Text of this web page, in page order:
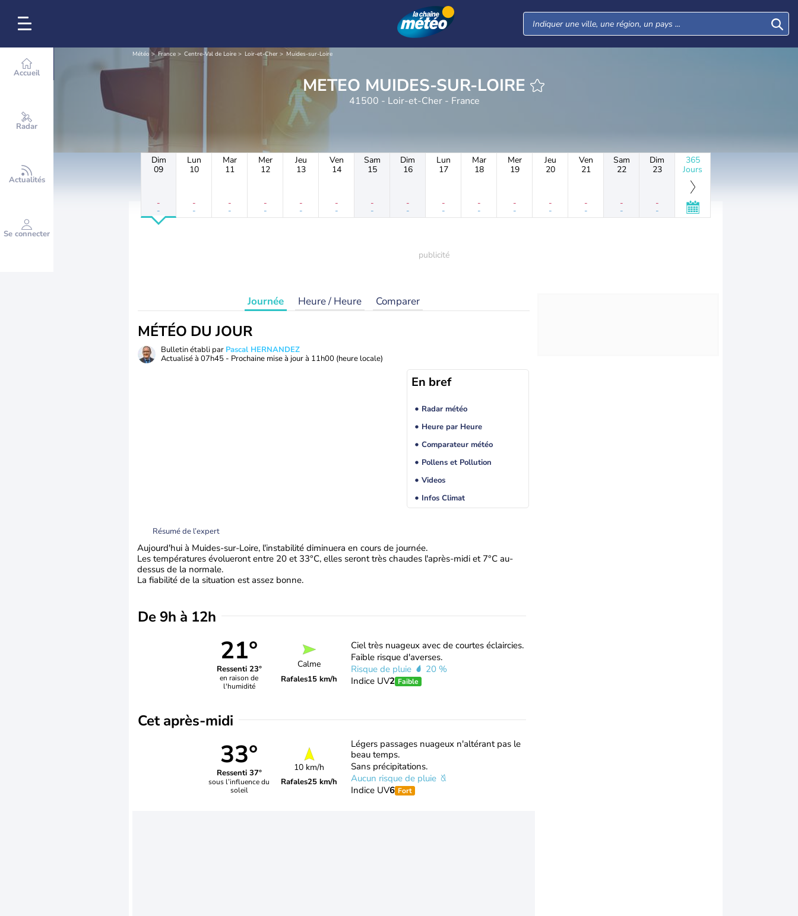
Accueil
Radar
Actualités
Se connecter
Météo France Centre-Val de Loire Loir-et-Cher Muides-sur-Loire
METEO MUIDES-SUR-LOIRE
41500 - Loir-et-Cher - France
Dim
09
-
-
Lun
10
-
-
Mar
11
-
-
Mer
12
-
-
Jeu
13
-
-
Ven
14
-
-
Sam
15
-
-
Dim
16
-
-
Lun
17
-
-
Mar
18
-
-
Mer
19
-
-
Jeu
20
-
-
Ven
21
-
-
Sam
22
-
-
Dim
23
-
-
365
Jours
Journée Heure / Heure Comparer
MÉTÉO DU JOUR
Bulletin établi par Pascal HERNANDEZ
Actualisé à 07h45 - Prochaine mise à jour à 11h00 (heure locale)
En bref
Radar météo
Heure par Heure
Comparateur météo
Pollens et Pollution
Videos
Infos Climat
Résumé de l’expert
Aujourd'hui à Muides-sur-Loire, l'instabilité diminuera en cours de journée.
Les températures évolueront entre 20 et 33°C, elles seront très chaudes l'après-midi et 7°C au-
dessus de la normale.
La fiabilité de la situation est assez bonne.
De 9h à 12h
21°
Ressenti 23°
en raison de
l'humidité
Calme
Rafales15 km/h
Ciel très nuageux avec de courtes éclaircies.
Faible risque d'averses.
Risque de pluie
20 %
Indice UV2 Faible
Cet après-midi
33°
Ressenti 37°
sous l’influence du
soleil
10 km/h
Rafales25 km/h
Légers passages nuageux n'altérant pas le
beau temps.
Sans précipitations.
Aucun risque de pluie
Indice UV6 Fort